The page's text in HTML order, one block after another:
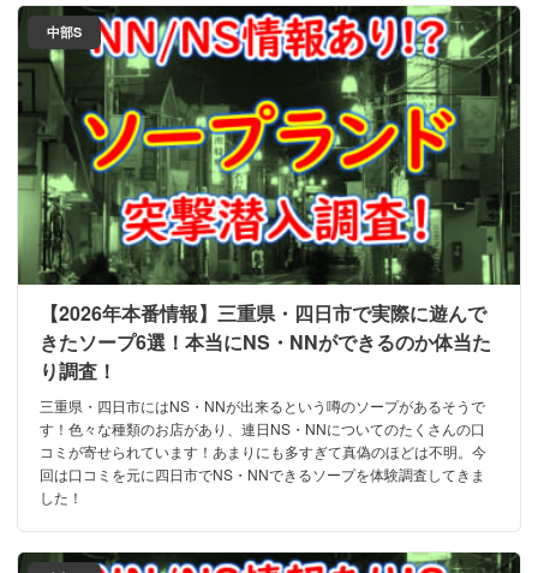
中部S
【2026年本番情報】三重県・四日市で実際に遊んで
きたソープ6選！本当にNS・NNができるのか体当た
り調査！
三重県・四日市にはNS・NNが出来るという噂のソープがあるそうで
す！色々な種類のお店があり、連日NS・NNについてのたくさんの口
コミが寄せられています！あまりにも多すぎて真偽のほどは不明。今
回は口コミを元に四日市でNS・NNできるソープを体験調査してきま
した！